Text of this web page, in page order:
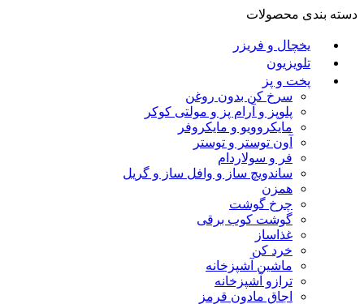
دسته بندی محصولات
یخچال و فریزر
تلویزیون
پخت و پز
سرخ کن بدون روغن
پلوپز و آرام پز و مولتی کوکر
مایکروویو و مایکروفر
آون توستر و توستر
فر و سولاردام
ساندویچ ساز و وافل ساز و گریل
همزن
چرخ گوشت
گوشت کوب برقی
غذاساز
خرد کن
ماشین آشپزخانه
ترازو آشپزخانه
اجاق مادون قرمز